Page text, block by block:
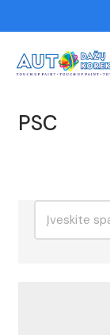
PSC